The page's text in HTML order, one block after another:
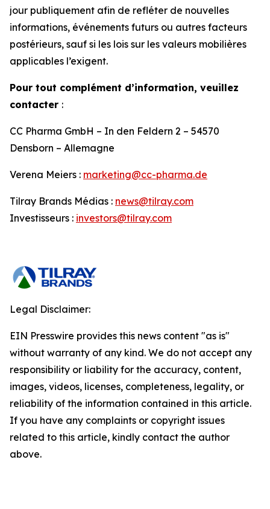
jour publiquement afin de refléter de nouvelles
informations, événements futurs ou autres facteurs
postérieurs, sauf si les lois sur les valeurs mobilières
applicables l’exigent.
Pour tout complément d’information, veuillez
contacter :
CC Pharma GmbH – In den Feldern 2 – 54570
Densborn – Allemagne
Verena Meiers : marketing@cc-pharma.de
Tilray Brands Médias : news@tilray.com
Investisseurs : investors@tilray.com
Legal Disclaimer:
EIN Presswire provides this news content "as is"
without warranty of any kind. We do not accept any
responsibility or liability for the accuracy, content,
images, videos, licenses, completeness, legality, or
reliability of the information contained in this article.
If you have any complaints or copyright issues
related to this article, kindly contact the author
above.